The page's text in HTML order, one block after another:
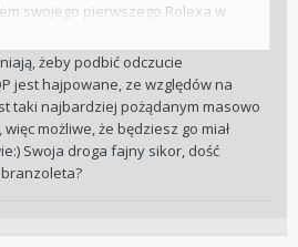
swojego pierwszego Rolexa w
41mm stalowy wersja
powiedział że okres
Jak
czy ten zegarek może
wyglądało? Chciałbym mieć go już,
wersja 36mm niebieska) i
Ewentualnie zastanawiam się nad
tam jest okres oczekiwania do
za odpowiedź.
żeby podbić odczucie
jest hajpowane, ze względów na
taki najbardziej pożądanym masowo
możliwe, że będziesz go miał
Swoja droga fajny sikor, dość